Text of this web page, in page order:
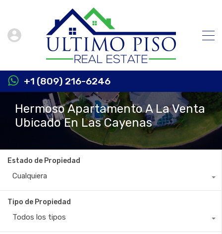
+1 (809) 216-6246
Hermoso Apartamento A La Venta
Ubicado En Las Cayenas
Estado de Propiedad
Cualquiera
Tipo de Propiedad
Todos los tipos